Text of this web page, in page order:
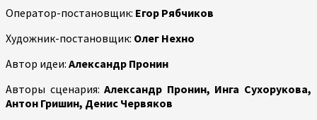
Оператор-постановщик: Егор Рябчиков
Художник-постановщик: Олег Нехно
Автор идеи: Александр Пронин
Авторы сценария:Александр Пронин, Инга Сухорукова,
Антон Гришин, Денис Червяков